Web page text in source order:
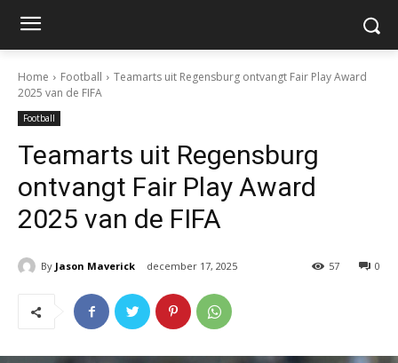
Home Football
Teamarts uit Regensburg ontvangt Fair Play Award
2025 van de FIFA
Football
Teamarts uit Regensburg
ontvangt Fair Play Award
2025 van de FIFA
By Jason Maverick december 17, 2025 0
57